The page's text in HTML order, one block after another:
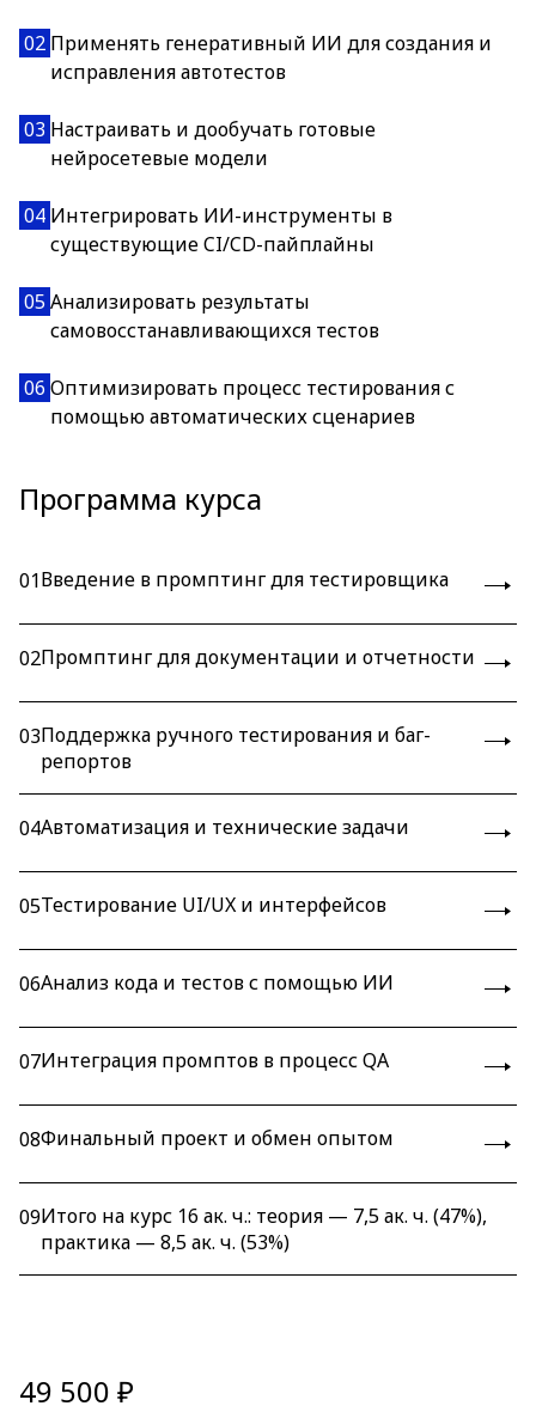
02 Применять генеративный ИИ для создания и
исправления автотестов
03 Настраивать и дообучать готовые
нейросетевые модели
04 Интегрировать ИИ-инструменты в
существующие CI/CD-пайплайны
05Анализировать результаты
самовосстанавливающихся тестов
06 Оптимизировать процесс тестирования с
помощью автоматических сценариев
Программа курса
01Введение в промптинг для тестировщика
02Промптинг для документации и отчетности
03Поддержка ручного тестирования и баг-
репортов
04Автоматизация и технические задачи
05Тестирование UI/UX и интерфейсов
06Анализ кода и тестов с помощью ИИ
07Интеграция промптов в процесс QA
08Финальный проект и обмен опытом
09Итого на курс 16 ак. ч.: теория — 7,5 ак. ч. (47%),
практика — 8,5 ак. ч. (53%)
49 500 ₽